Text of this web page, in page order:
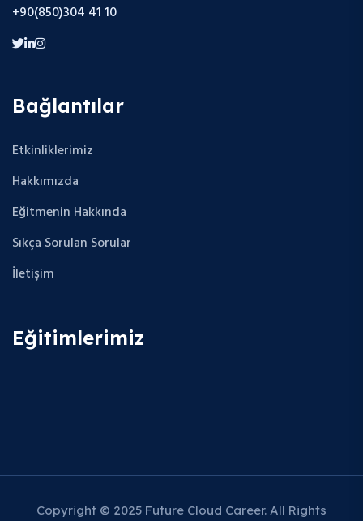
+90(850)304 41 10
Bağlantılar
Etkinliklerimiz
Hakkımızda
Eğitmenin Hakkında
Sıkça Sorulan Sorular
İletişim
Eğitimlerimiz
Copyright © 2025 Future Cloud Career. All Rights